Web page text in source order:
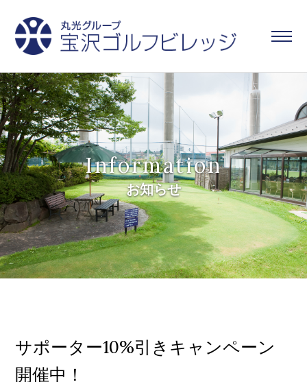
Information
お知らせ
サポーター10%引きキャンペーン
開催中！